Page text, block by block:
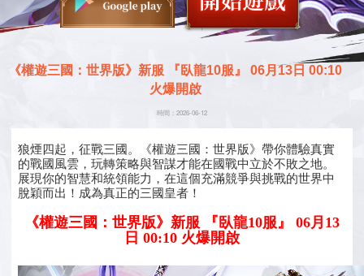
《權遊三國：世界版》新服 『臥龍10服』 06月13日 00:10
火爆開啟
時間：2026-06-12
狼煙四起，征戰三國。《權遊三國：世界版》帶你體驗真實
的戰國風雲，玩轉策略與智謀才能在國戰中立於不敗之地。
展現你的智慧和統領能力，在這個充滿競爭與挑戰的世界中
脫穎而出！成為真正的三國皇者！
《權遊三國：世界版》新服 『臥龍10服』 06月13
日 00:10 火爆開啟